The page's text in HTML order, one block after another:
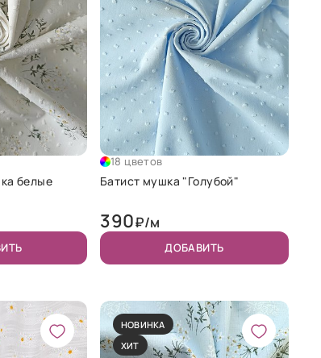
белые
18 цветов
Батист мушка "Голубой"
390₽/м
ДОБАВИТЬ
НОВИНКА
ХИТ